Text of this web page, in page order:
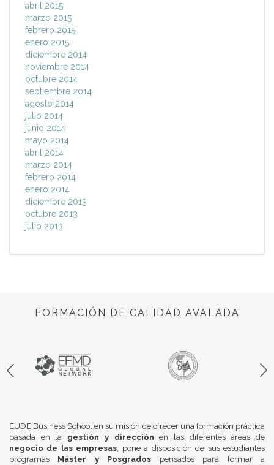
abril 2015
marzo 2015
febrero 2015
enero 2015
diciembre 2014
noviembre 2014
octubre 2014
septiembre 2014
agosto 2014
julio 2014
junio 2014
mayo 2014
abril 2014
marzo 2014
febrero 2014
enero 2014
diciembre 2013
octubre 2013
julio 2013
FORMACIÓN DE CALIDAD AVALADA
EUDE Business School en su misión de ofrecer una formación práctica
basada en la gestión y dirección en las diferentes áreas de
negocio de las empresas, pone a disposición de sus estudiantes
programas Máster y Posgrados pensados para formar a